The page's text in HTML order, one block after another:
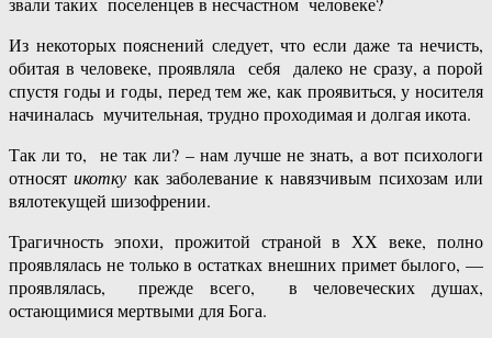
Из некоторых пояснений следует, что если даже та нечисть,
обитая в человеке, проявляла себя далеко не сразу, а порой
спустя годы и годы, перед тем же, как проявиться, у носителя
начиналась мучительная, трудно проходимая и долгая икота.
Так ли то, не так ли? – нам лучше не знать, а вот психологи
относят икотку как заболевание к навязчивым психозам или
вялотекущей шизофрении.
Трагичность эпохи, прожитой страной в ХХ веке, полно
проявлялась не только в остатках внешних примет былого, —
проявлялась, прежде всего, в человеческих душах,
остающимися мертвыми для Бога.